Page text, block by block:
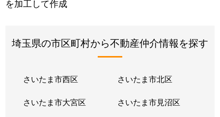
を加工して作成
埼玉県の市区町村から不動産仲介情報を探す
さいたま市西区 さいたま市北区
さいたま市大宮区 さいたま市見沼区